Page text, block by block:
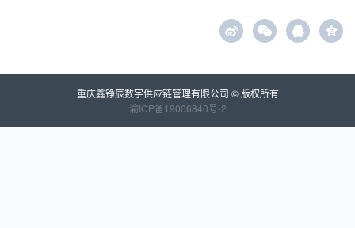
z
重庆鑫铮辰数字供应链管理有限公司 © 版权所有
渝ICP备19006840号-2